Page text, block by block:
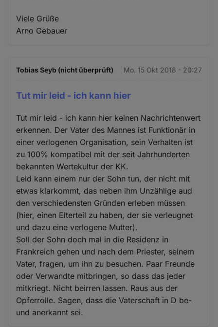
Viele Grüße
Arno Gebauer
Tobias Seyb (nicht überprüft) Mo. 15 Okt 2018 - 20:27
Tut mir leid - ich kann hier
Tut mir leid - ich kann hier keinen Nachrichtenwert
erkennen. Der Vater des Mannes ist Funktionär in
einer verlogenen Organisation, sein Verhalten ist
zu 100% kompatibel mit der seit Jahrhunderten
bekannten Wertekultur der KK.
Leid kann einem nur der Sohn tun, der nicht mit
etwas klarkommt, das neben ihm Unzählige aud
den verschiedensten Gründen erleben müssen
(hier, einen Elterteil zu haben, der sie verleugnet
und dazu eine verlogene Mutter).
Soll der Sohn doch mal in die Residenz in
Frankreich gehen und nach dem Priester, seinem
Vater, fragen, um ihn zu besuchen. Paar Freunde
oder Verwandte mitbringen, so dass das jeder
mitkriegt. Nicht beirren lassen. Raus aus der
Opferrolle. Sagen, dass die Vaterschaft in D be-
und anerkannt sei.